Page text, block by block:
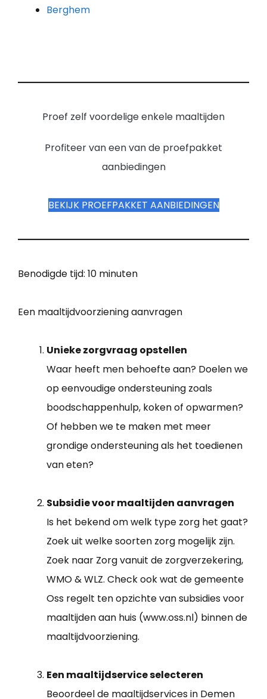
Berghem
Proef zelf voordelige enkele maaltijden
Profiteer van een van de proefpakket
aanbiedingen
BEKIJK PROEFPAKKET AANBIEDINGEN
Benodigde tijd: 10 minuten
Een maaltijdvoorziening aanvragen
Unieke zorgvraag opstellen
Waar heeft men behoefte aan? Doelen we
op eenvoudige ondersteuning zoals
boodschappenhulp, koken of opwarmen?
Of hebben we te maken met meer
grondige ondersteuning als het toedienen
van eten?
Subsidie voor maaltijden aanvragen
Is het bekend om welk type zorg het gaat?
Zoek uit welke soorten zorg mogelijk zijn.
Zoek naar Zorg vanuit de zorgverzekering,
WMO & WLZ. Check ook wat de gemeente
Oss regelt ten opzichte van subsidies voor
maaltijden aan huis (www.oss.nl) binnen de
maaltijdvoorziening.
Een maaltijdservice selecteren
Beoordeel de maaltijdservices in Demen